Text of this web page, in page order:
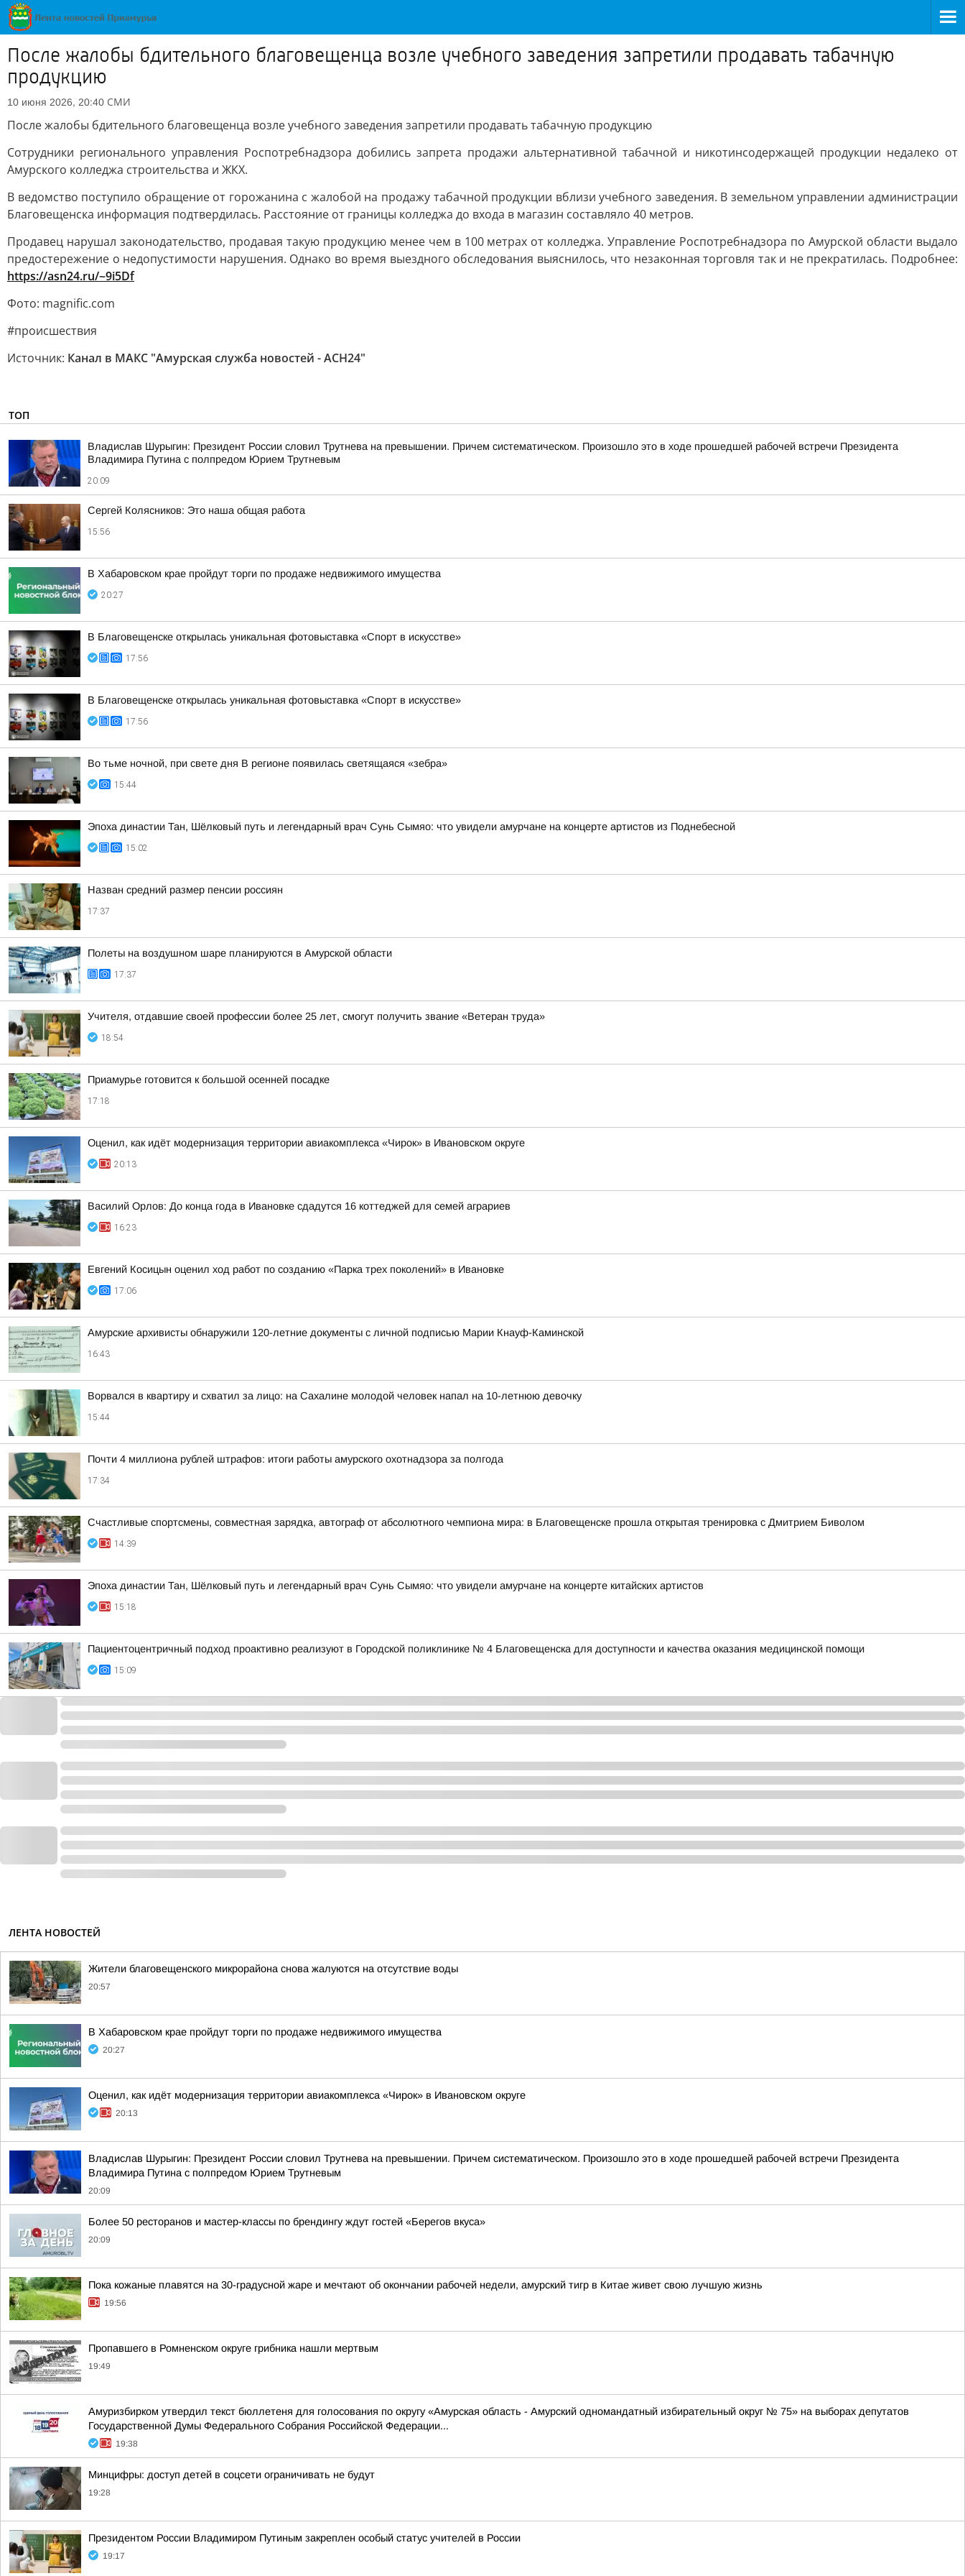
После жалобы бдительного благовещенца возле учебного заведения запретили продавать табачную
продукцию
10 июня 2026, 20:40 СМИ
После жалобы бдительного благовещенца возле учебного заведения запретили продавать табачную продукцию
Сотрудники регионального управления Роспотребнадзора добились запрета продажи альтернативной табачной и никотинсодержащей продукции недалеко от
Амурского колледжа строительства и ЖКХ.
В ведомство поступило обращение от горожанина с жалобой на продажу табачной продукции вблизи учебного заведения. В земельном управлении администрации
Благовещенска информация подтвердилась. Расстояние от границы колледжа до входа в магазин составляло 40 метров.
Продавец нарушал законодательство, продавая такую продукцию менее чем в 100 метрах от колледжа. Управление Роспотребнадзора по Амурской области выдало
предостережение о недопустимости нарушения. Однако во время выездного обследования выяснилось, что незаконная торговля так и не прекратилась. Подробнее:
https://asn24.ru/~9i5Df
Фото: magnific.com
#происшествия
Источник: Канал в МАКС "Амурская служба новостей - АСН24"
ТОП
Владислав Шурыгин: Президент России словил Трутнева на превышении. Причем систематическом. Произошло это в ходе прошедшей рабочей встречи Президента
Владимира Путина с полпредом Юрием Трутневым
20:09
Сергей Колясников: Это наша общая работа
15:56
В Хабаровском крае пройдут торги по продаже недвижимого имущества
20:27
В Благовещенске открылась уникальная фотовыставка «Спорт в искусстве»
17:56
В Благовещенске открылась уникальная фотовыставка «Спорт в искусстве»
17:56
Во тьме ночной, при свете дня В регионе появилась светящаяся «зебра»
15:44
Эпоха династии Тан, Шёлковый путь и легендарный врач Сунь Сымяо: что увидели амурчане на концерте артистов из Поднебесной
15:02
Назван средний размер пенсии россиян
17:37
Полеты на воздушном шаре планируются в Амурской области
17:37
Учителя, отдавшие своей профессии более 25 лет, смогут получить звание «Ветеран труда»
18:54
Приамурье готовится к большой осенней посадке
17:18
Оценил, как идёт модернизация территории авиакомплекса «Чирок» в Ивановском округе
20:13
Василий Орлов: До конца года в Ивановке сдадутся 16 коттеджей для семей аграриев
16:23
Евгений Косицын оценил ход работ по созданию «Парка трех поколений» в Ивановке
17:06
Амурские архивисты обнаружили 120-летние документы с личной подписью Марии Кнауф-Каминской
16:43
Ворвался в квартиру и схватил за лицо: на Сахалине молодой человек напал на 10-летнюю девочку
15:44
Почти 4 миллиона рублей штрафов: итоги работы амурского охотнадзора за полгода
17:34
Счастливые спортсмены, совместная зарядка, автограф от абсолютного чемпиона мира: в Благовещенске прошла открытая тренировка с Дмитрием Биволом
14:39
Эпоха династии Тан, Шёлковый путь и легендарный врач Сунь Сымяо: что увидели амурчане на концерте китайских артистов
15:18
Пациентоцентричный подход проактивно реализуют в Городской поликлинике № 4 Благовещенска для доступности и качества оказания медицинской помощи
15:09
ЛЕНТА НОВОСТЕЙ
Жители благовещенского микрорайона снова жалуются на отсутствие воды
20:57
В Хабаровском крае пройдут торги по продаже недвижимого имущества
20:27
Оценил, как идёт модернизация территории авиакомплекса «Чирок» в Ивановском округе
20:13
Владислав Шурыгин: Президент России словил Трутнева на превышении. Причем систематическом. Произошло это в ходе прошедшей рабочей встречи Президента
Владимира Путина с полпредом Юрием Трутневым
20:09
Более 50 ресторанов и мастер-классы по брендингу ждут гостей «Берегов вкуса»
20:09
Пока кожаные плавятся на 30-градусной жаре и мечтают об окончании рабочей недели, амурский тигр в Китае живет свою лучшую жизнь
19:56
Пропавшего в Ромненском округе грибника нашли мертвым
19:49
Амуризбирком утвердил текст бюллетеня для голосования по округу «Амурская область - Амурский одномандатный избирательный округ № 75» на выборах депутатов
Государственной Думы Федерального Собрания Российской Федерации...
19:38
Минцифры: доступ детей в соцсети ограничивать не будут
19:28
Президентом России Владимиром Путиным закреплен особый статус учителей в России
19:17